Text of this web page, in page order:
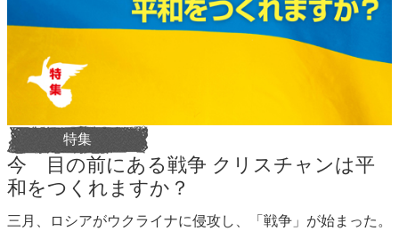
特集
今 目の前にある戦争 クリスチャンは平
和をつくれますか？
三月、ロシアがウクライナに侵攻し、「戦争」が始まった。